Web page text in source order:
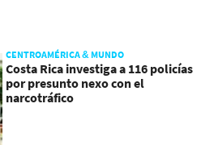
CENTROAMÉRICA & MUNDO
Costa Rica investiga a 116 policías
por presunto nexo con el
narcotráfico